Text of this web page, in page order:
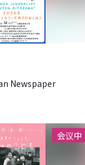
Newspaper
会议中